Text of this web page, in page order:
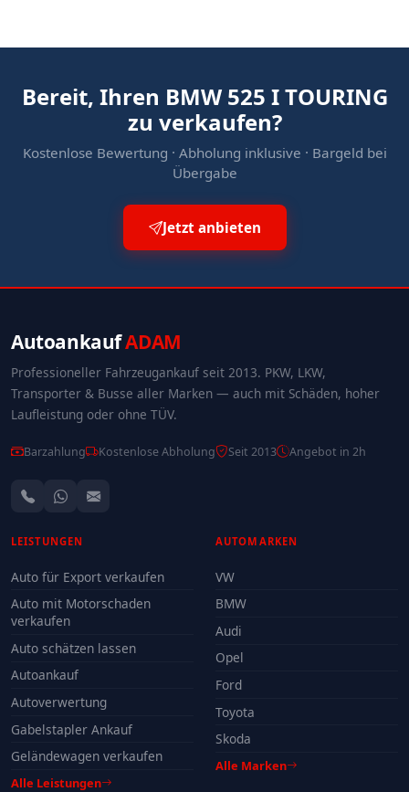
Bereit, Ihren BMW 525 I TOURING
zu verkaufen?
Kostenlose Bewertung · Abholung inklusive · Bargeld bei
Übergabe
Jetzt anbieten
AutoankaufADAM
Professioneller Fahrzeugankauf seit 2013. PKW, LKW,
Transporter & Busse aller Marken — auch mit Schäden, hoher
Laufleistung oder ohne TÜV.
Barzahlung Kostenlose Abholung Seit 2013 Angebot in 2h
LEISTUNGEN
Auto für Export verkaufen
Auto mit Motorschaden
verkaufen
Auto schätzen lassen
Autoankauf
Autoverwertung
Gabelstapler Ankauf
Geländewagen verkaufen
Alle Leistungen
AUTOMARKEN
VW
BMW
Audi
Opel
Ford
Toyota
Skoda
Alle Marken